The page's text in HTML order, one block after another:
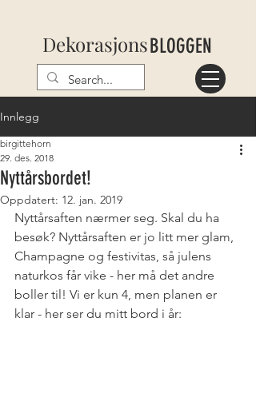
DekorasjonsBLOGGEN
Innlegg
Nyttårsbordet!
birgittehorn
29. des. 2018
Oppdatert: 12. jan. 2019
Nyttårsaften nærmer seg. Skal du ha
besøk? Nyttårsaften er jo litt mer glam,
Champagne og festivitas, så julens
naturkos får vike - her må det andre
boller til! Vi er kun 4, men planen er
klar - her ser du mitt bord i år: